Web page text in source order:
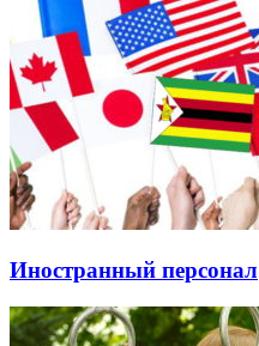
Иностранный персонал